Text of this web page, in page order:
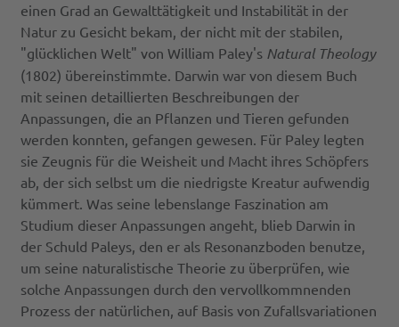
einen Grad an Gewalttätigkeit und Instabilität in der
Natur zu Gesicht bekam, der nicht mit der stabilen,
"glücklichen Welt" von William Paley's Natural Theology
(1802) übereinstimmte. Darwin war von diesem Buch
mit seinen detaillierten Beschreibungen der
Anpassungen, die an Pflanzen und Tieren gefunden
werden konnten, gefangen gewesen. Für Paley legten
sie Zeugnis für die Weisheit und Macht ihres Schöpfers
ab, der sich selbst um die niedrigste Kreatur aufwendig
kümmert. Was seine lebenslange Faszination am
Studium dieser Anpassungen angeht, blieb Darwin in
der Schuld Paleys, den er als Resonanzboden benutze,
um seine naturalistische Theorie zu überprüfen, wie
solche Anpassungen durch den vervollkommnenden
Prozess der natürlichen, auf Basis von Zufallsvariationen